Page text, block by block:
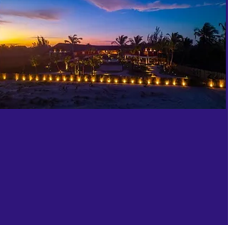
Inspirada pelo desenho das escamas de
peixe, o hotel boutique no Preá tem a
distribuição perfeita dos espaços para
tornar sua temporada leve e prazerosa:
uma área interna espaçosa e
confortável e uma área externa arejada
e integrada à natureza.